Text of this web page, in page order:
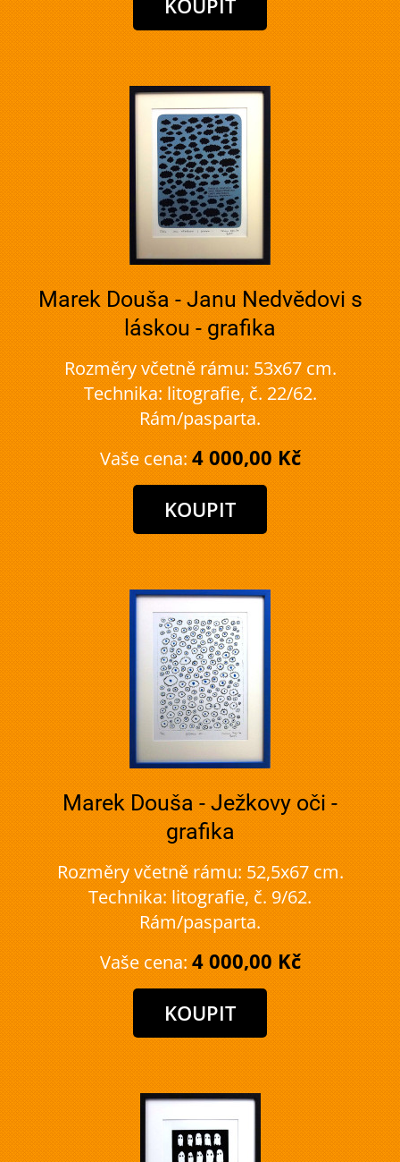
Marek Douša - Janu Nedvědovi s
láskou - grafika
Rozměry včetně rámu: 53x67 cm.
Technika: litografie, č. 22/62.
Rám/pasparta.
Vaše cena: 4 000,00 Kč
Marek Douša - Ježkovy oči -
grafika
Rozměry včetně rámu: 52,5x67 cm.
Technika: litografie, č. 9/62.
Rám/pasparta.
Vaše cena: 4 000,00 Kč